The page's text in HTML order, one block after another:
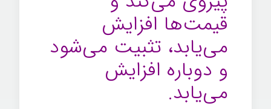
قیمت‌ها افزایش
می‌یابد، تثبیت می‌شود
و دوباره افزایش
می‌یابد.